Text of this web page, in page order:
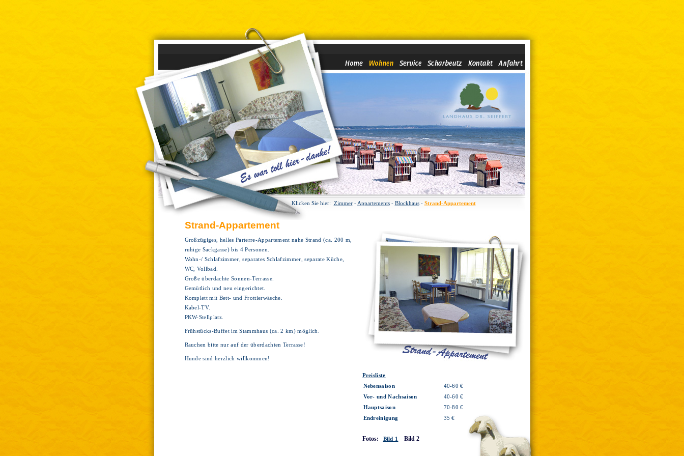
Klicken Sie hier: Zimmer- Appartements- Blockhaus- Strand-Appartement
Strand-Appartement
Großzügiges, helles Parterre-Appartement nahe Strand (ca. 200 m,
ruhige Sackgasse) bis 4 Personen.
Wohn-/ Schlafzimmer, separates Schlafzimmer, separate Küche,
WC, Vollbad.
Große überdachte Sonnen-Terrasse.
Gemütlich und neu eingerichtet.
Komplett mit Bett- und Frottierwäsche.
Kabel-TV.
PKW-Stellplatz.
Frühstücks-Buffet im Stammhaus (ca. 2 km) möglich.
Rauchen bitte nur auf der überdachten Terrasse!
Hunde sind herzlich willkommen!
Preisliste
Nebensaison
40-60 €
Vor- und Nachsaison
40-60 €
Hauptsaison
70-80 €
Endreinigung
35 €
Fotos: Bild 1 Bild 2